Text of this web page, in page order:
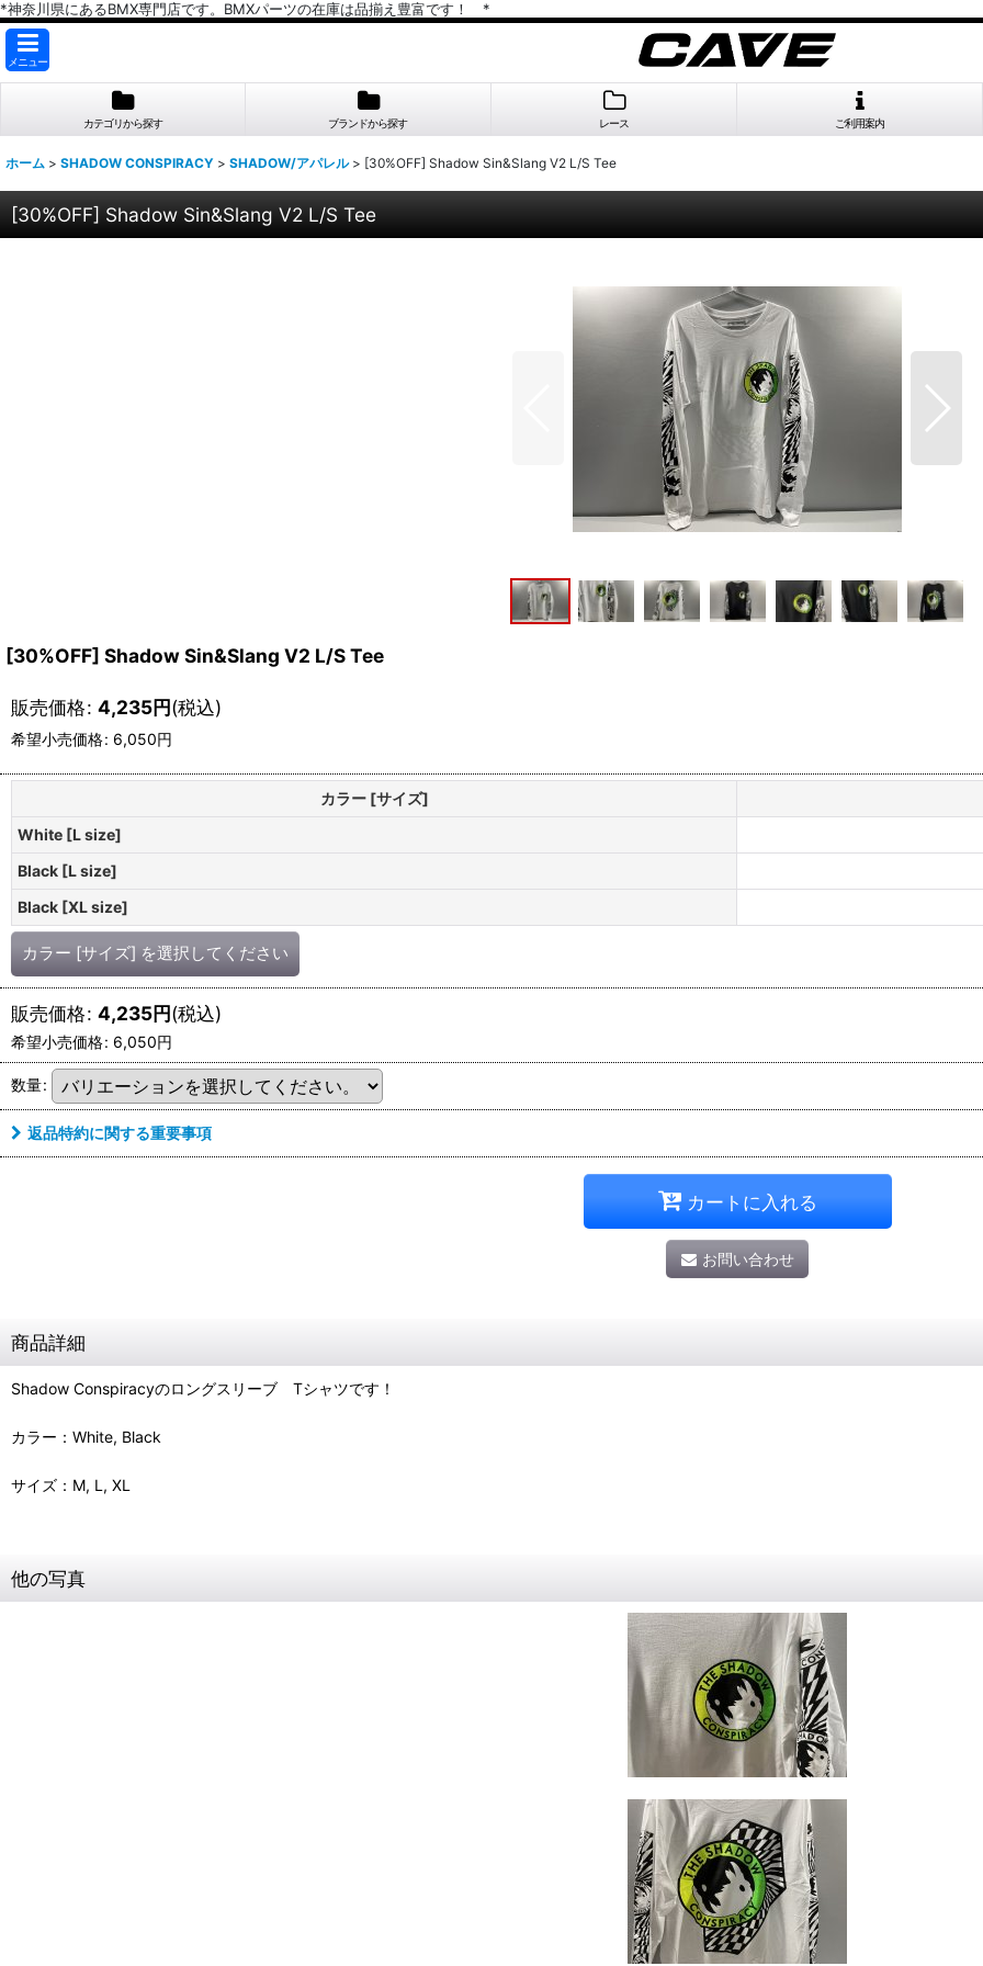
*神奈川県にあるBMX専門店です。BMXパーツの在庫は品揃え豊富です！ *
メニュー
カテゴリから探す ブランドから探す レース ご利用案内
ホーム > SHADOW CONSPIRACY > SHADOW/アパレル > [30%OFF] Shadow Sin&Slang V2 L/S Tee
[30%OFF] Shadow Sin&Slang V2 L/S Tee
[30%OFF] Shadow Sin&Slang V2 L/S Tee
販売価格: 4,235円(税込)
希望小売価格: 6,050円
カラー [サイズ]
White [L size]
Black [L size]
Black [XL size]
カラー [サイズ] を選択してください
販売価格: 4,235円(税込)
希望小売価格: 6,050円
数量:
返品特約に関する重要事項
カートに入れる
お問い合わせ
商品詳細
Shadow Conspiracyのロングスリーブ Tシャツです！
カラー：White, Black
サイズ：M, L, XL
他の写真